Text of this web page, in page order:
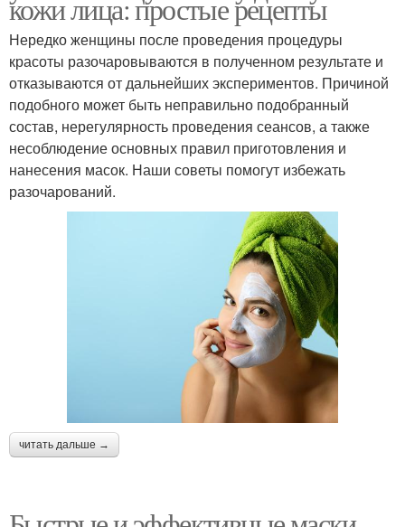
кожи лица: простые рецепты
Нередко женщины после проведения процедуры
красоты разочаровываются в полученном результате и
отказываются от дальнейших экспериментов. Причиной
подобного может быть неправильно подобранный
состав, нерегулярность проведения сеансов, а также
несоблюдение основных правил приготовления и
нанесения масок. Наши советы помогут избежать
разочарований.
читать дальше →